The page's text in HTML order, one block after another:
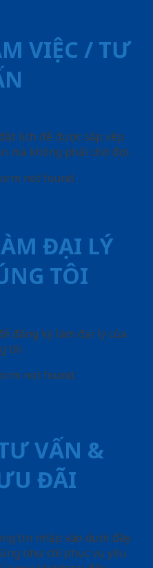
VIỆC / TƯ
lịch để được sắp xếp
mà không phải chờ đợi.
not found.
ĐẠI LÝ
TÔI
đăng ký làm đại lý của
tôi
not found.
VẤN &
ĐÃI
tin nhập vào dưới đây
như chỉ phục vụ yêu